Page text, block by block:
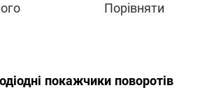
Порівняти
покажчики поворотів